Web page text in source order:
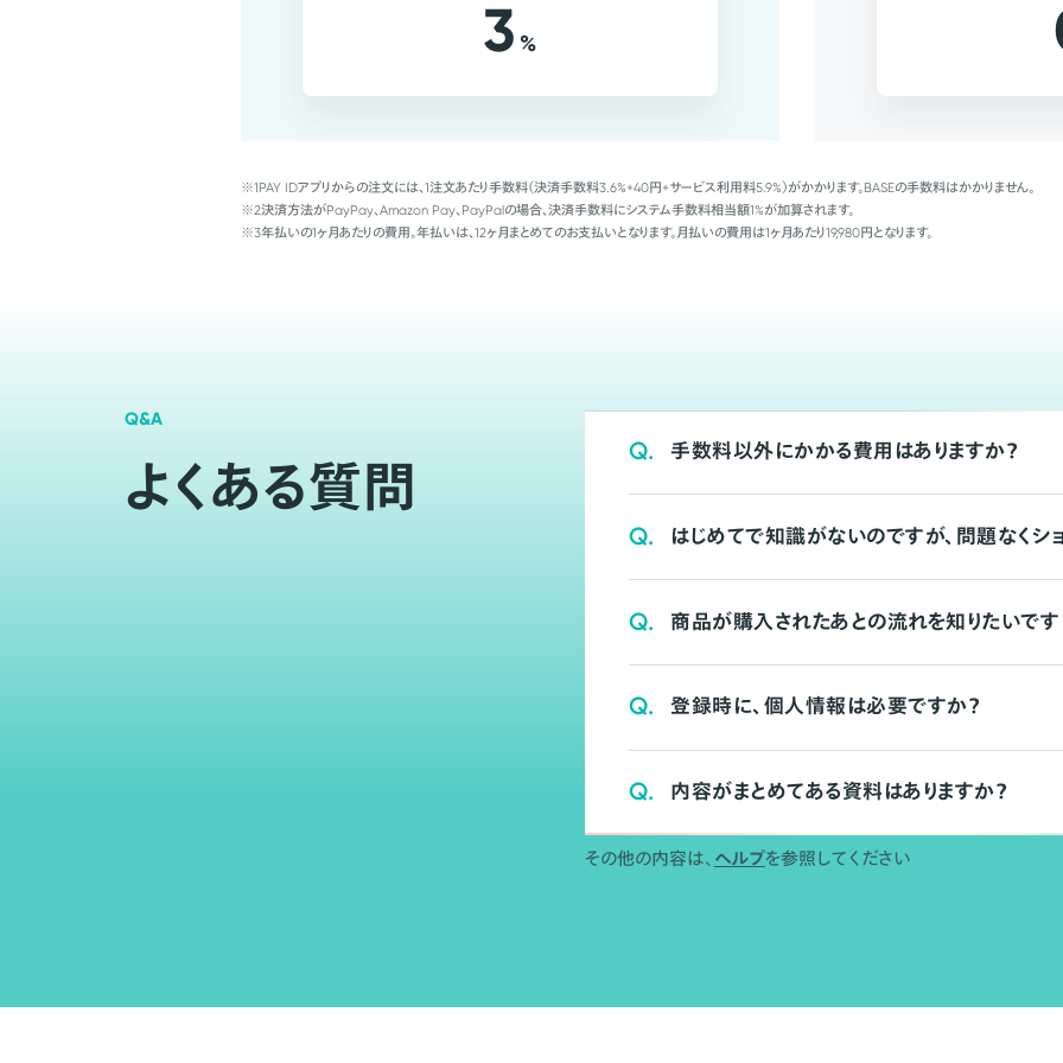
3 %
※1PAY IDアプリからの注文には、1注文あたり手数料（決済手数料3.6%+40円+サービス利用料5.9%）がかかります。BASEの手数料はかかりません。
※2決済方法がPayPay、Amazon Pay、PayPalの場合、決済手数料にシステム手数料相当額1%が加算されます。
※3年払いの1ヶ月あたりの費用。年払いは、12ヶ月まとめてのお支払いとなります。月払いの費用は1ヶ月あたり19,980円となります。
Q&A
よくある質問
Q. 手数料以外にかかる費用はありますか？
Q. はじめてで知識がないのですが、問題なくシ
Q. 商品が購入されたあとの流れを知りたいです
Q. 登録時に、個人情報は必要ですか？
Q. 内容がまとめてある資料はありますか？
その他の内容は、 ヘルプを参照してください